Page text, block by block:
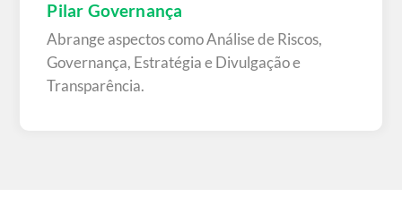
Pilar Governança
Abrange aspectos como Análise de Riscos,
Governança, Estratégia e Divulgação e
Transparência.